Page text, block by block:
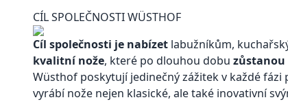
CÍL SPOLEČNOSTI WÜSTHOF
Cíl společnosti je nabízet labužníkům,
kvalitní nože, které po dlouhou dobu
Wüsthof poskytují jedinečný zážitek v každé fázi
vyrábí nože nejen klasické, ale také inovativní